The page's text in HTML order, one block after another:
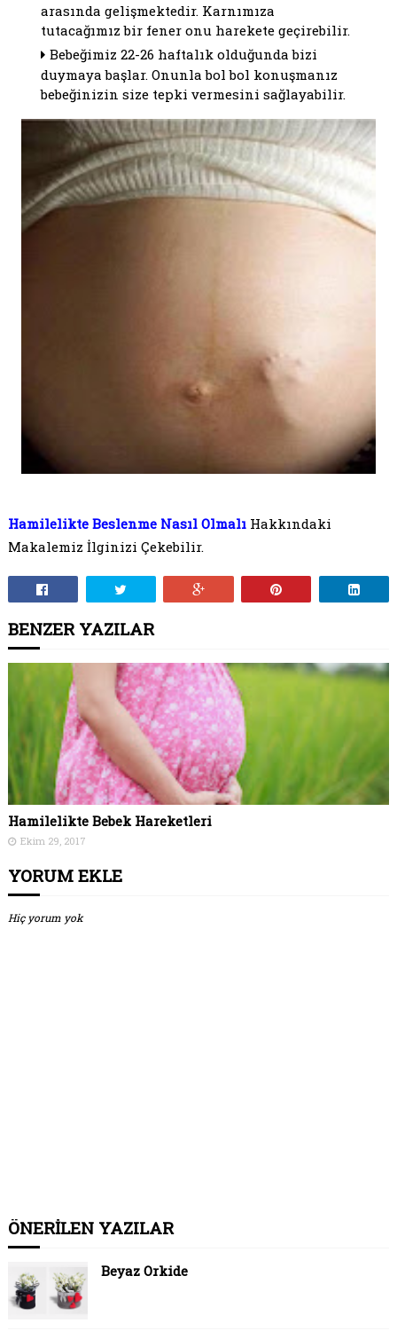
arasında gelişmektedir. Karnımıza
tutacağımız bir fener onu harekete geçirebilir.
Bebeğimiz 22-26 haftalık olduğunda bizi
duymaya başlar. Onunla bol bol konuşmanız
bebeğinizin size tepki vermesini sağlayabilir.
Hamilelikte Beslenme Nasıl OlmalıHakkındaki
Makalemiz İlginizi Çekebilir.
BENZER YAZILAR
Hamilelikte Bebek Hareketleri
Ekim 29, 2017
YORUM EKLE
Hiç yorum yok
ÖNERİLEN YAZILAR
Beyaz Orkide